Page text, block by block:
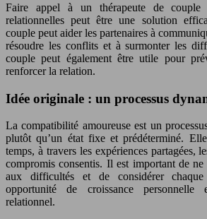
Faire appel à un thérapeute de
relationnelles peut être une solution
couple peut aider les partenaires à
résoudre les conflits et à surmonter les
couple peut également être utile pour
renforcer la relation.
Idée originale : un processus
La compatibilité amoureuse est un
plutôt qu’un état fixe et prédéterminé.
temps, à travers les expériences partagées,
compromis consentis. Il est important de ne
aux difficultés et de considérer
opportunité de croissance personnelle
relationnel.